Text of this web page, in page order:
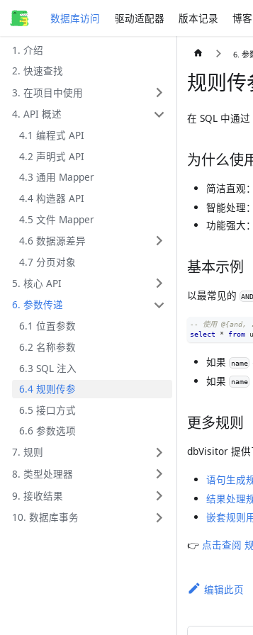
数据库访问 驱动适配器 版本记录 博客
1. 介绍
2. 快速查找
3. 在项目中使用
4. API 概述
4.1 编程式 API
4.2 声明式 API
4.3 通用 Mapper
4.4 构造器 API
4.5 文件 Mapper
4.6 数据源差异
4.7 分页对象
5. 核心 API
6. 参数传递
6.1 位置参数
6.2 名称参数
6.3 SQL 注入
6.4 规则传参
6.5 接口方式
6.6 参数选项
7. 规则
8. 类型处理器
9. 接收结果
10. 数据库事务
6. 参
规则传
在 SQL 中通过
为什么使
简洁直观
智能处理
功能强大
基本示例
以最常见的 AND
-- 使用
select
* from
如果 name
如果 name
更多规则
dbVisitor 提供
语句生成
结果处理
嵌套规则
👉 点击查阅
编辑此页